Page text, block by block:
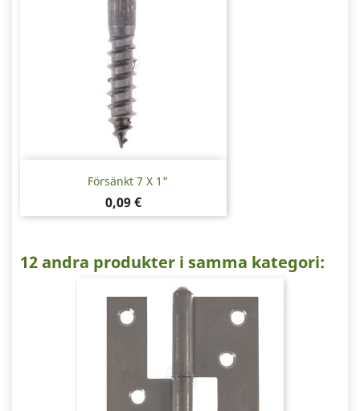
Försänkt 7 X 1"
Pris
0,09 €
12 andra produkter i samma kategori: